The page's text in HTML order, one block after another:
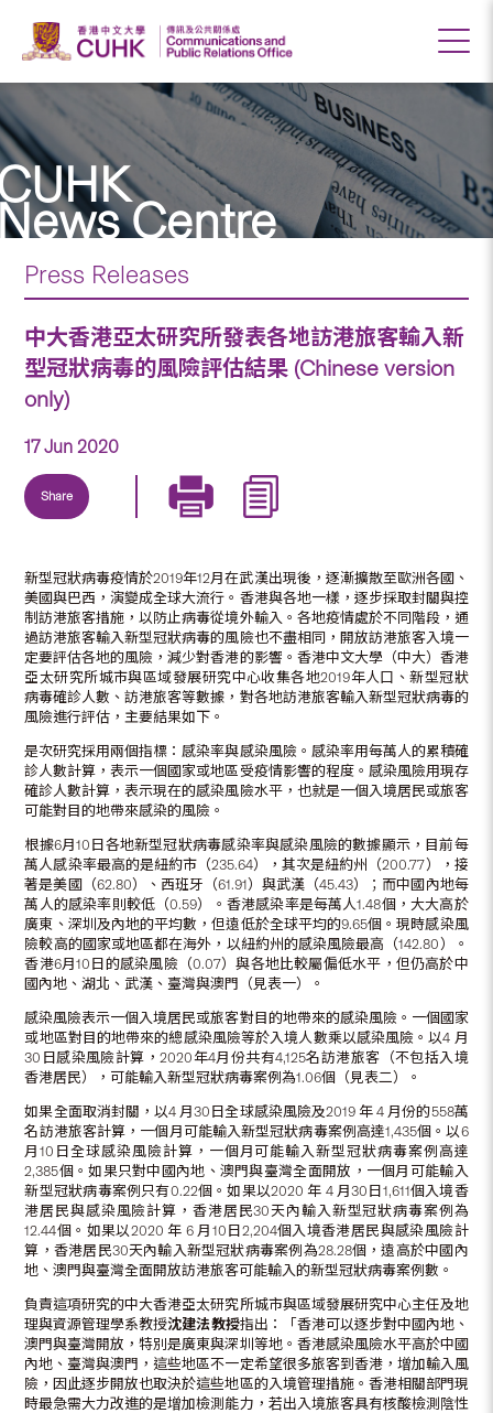
Centre
Press Releases
中大香港亞太研究所發表各地訪港旅客輸入新
型冠狀病毒的風險評估結果 (Chinese version
only)
17 Jun 2020
Share
新型冠狀病毒疫情於2019年12月在武漢出現後，逐漸擴散至歐洲各國、
美國與巴西，演變成全球大流行。香港與各地一樣，逐步採取封關與控
制訪港旅客措施，以防止病毒從境外輸入。各地疫情處於不同階段，通
過訪港旅客輸入新型冠狀病毒的風險也不盡相同，開放訪港旅客入境一
定要評估各地的風險，減少對香港的影響。香港中文大學（中大）香港
亞太研究所城市與區域發展研究中心收集各地2019年人口、新型冠狀
病毒確診人數、訪港旅客等數據，對各地訪港旅客輸入新型冠狀病毒的
風險進行評估，主要結果如下。
是次研究採用兩個指標：感染率與感染風險。感染率用每萬人的累積確
診人數計算，表示一個國家或地區受疫情影響的程度。感染風險用現存
確診人數計算，表示現在的感染風險水平，也就是一個入境居民或旅客
可能對目的地帶來感染的風險。
根據6月10日各地新型冠狀病毒感染率與感染風險的數據顯示，目前每
萬人感染率最高的是紐約市（235.64），其次是紐約州（200.77），接
著是美國（62.80）、西班牙（61.91）與武漢（45.43）；而中國內地每
萬人的感染率則較低（0.59）。香港感染率是每萬人1.48個，大大高於
廣東、深圳及內地的平均數，但遠低於全球平均的9.65個。現時感染風
險較高的國家或地區都在海外，以紐約州的感染風險最高（142.80）。
香港6月10日的感染風險（0.07）與各地比較屬偏低水平，但仍高於中
國內地、湖北、武漢、臺灣與澳門（見表一）。
感染風險表示一個入境居民或旅客對目的地帶來的感染風險。一個國家
或地區對目的地帶來的總感染風險等於入境人數乘以感染風險。以4 月
30日感染風險計算，2020年4月份共有4,125名訪港旅客（不包括入境
香港居民），可能輸入新型冠狀病毒案例為1.06個（見表二）。
如果全面取消封關，以4 月30日全球感染風險及2019 年 4 月份的558萬
名訪港旅客計算，一個月可能輸入新型冠狀病毒案例高達1,435個。以6
月10日全球感染風險計算，一個月可能輸入新型冠狀病毒案例高達
2,385個。如果只對中國內地、澳門與臺灣全面開放，一個月可能輸入
新型冠狀病毒案例只有0.22個。如果以2020 年 4 月30日1,611個入境香
港居民與感染風險計算，香港居民30天內輸入新型冠狀病毒案例為
12.44個。如果以2020 年 6 月10日2,204個入境香港居民與感染風險計
算，香港居民30天內輸入新型冠狀病毒案例為28.28個，遠高於中國內
地、澳門與臺灣全面開放訪港旅客可能輸入的新型冠狀病毒案例數。
負責這項研究的中大香港亞太研究所城市與區域發展研究中心主任及地
理與資源管理學系教授沈建法教授指出：「香港可以逐步對中國內地、
澳門與臺灣開放，特別是廣東與深圳等地。香港感染風險水平高於中國
內地、臺灣與澳門，這些地區不一定希望很多旅客到香港，增加輸入風
險，因此逐步開放也取決於這些地區的入境管理措施。香港相關部門現
時最急需大力改進的是增加檢測能力，若出入境旅客具有核酸檢測陰性